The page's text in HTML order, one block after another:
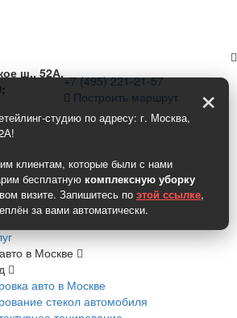
×
студию по адресу: г. Москва,
клиентам, которые были с нами
бесплатную комплексную уборку
визите. Запишитесь по этой ссылке,
за вами автоматически.
ш., 52А.+7 (495) 221-21-57
Построить маршрут
в Москве
авто в Москве
стекол автомобиля